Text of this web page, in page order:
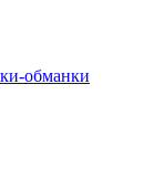
обманки